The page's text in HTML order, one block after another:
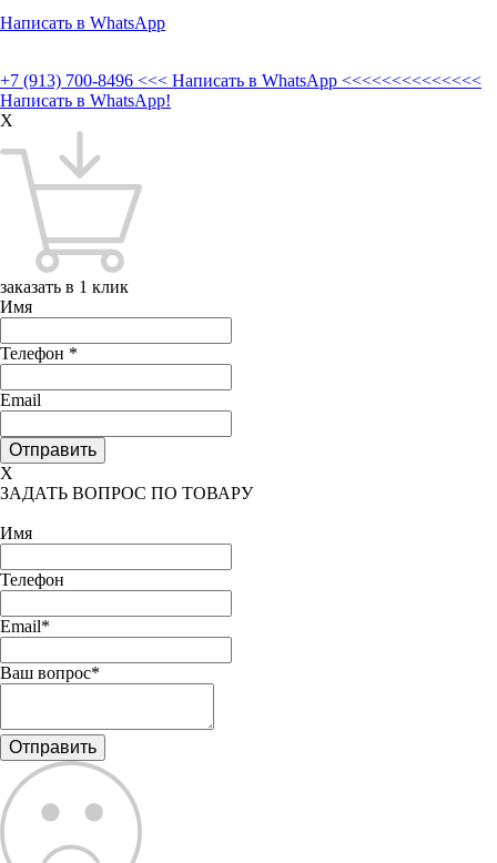
Написать в WhatsApp
+7 (913) 700-8496 <<< Написать в WhatsApp <<<<<<<<<<<<<<
Написать в WhatsApp!
X
заказать в 1 клик
Имя
Телефон *
Email
X
ЗАДАТЬ ВОПРОС ПО ТОВАРУ
Имя
Телефон
Email*
Ваш вопрос*